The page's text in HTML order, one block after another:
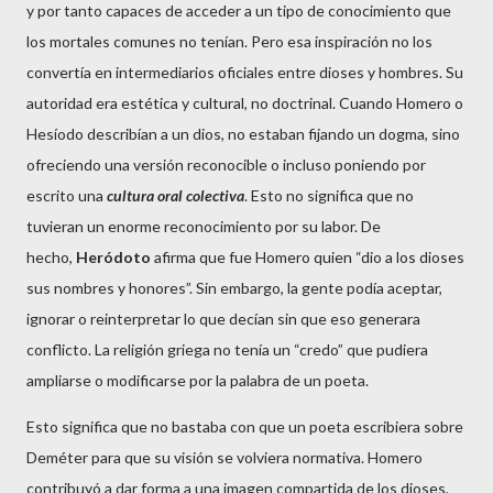
y por tanto capaces de acceder a un tipo de conocimiento que
los mortales comunes no tenían. Pero esa inspiración no los
convertía en intermediarios oficiales entre dioses y hombres. Su
autoridad era estética y cultural, no doctrinal. Cuando Homero o
Hesíodo describían a un dios, no estaban fijando un dogma, sino
ofreciendo una versión reconocible o incluso poniendo por
escrito una cultura oral colectiva. Esto no significa que no
tuvieran un enorme reconocimiento por su labor. De
hecho, Heródoto afirma que fue Homero quien “dio a los dioses
sus nombres y honores”. Sin embargo, la gente podía aceptar,
ignorar o reinterpretar lo que decían sin que eso generara
conflicto. La religión griega no tenía un “credo” que pudiera
ampliarse o modificarse por la palabra de un poeta.
Esto significa que no bastaba con que un poeta escribiera sobre
Deméter para que su visión se volviera normativa. Homero
contribuyó a dar forma a una imagen compartida de los dioses,